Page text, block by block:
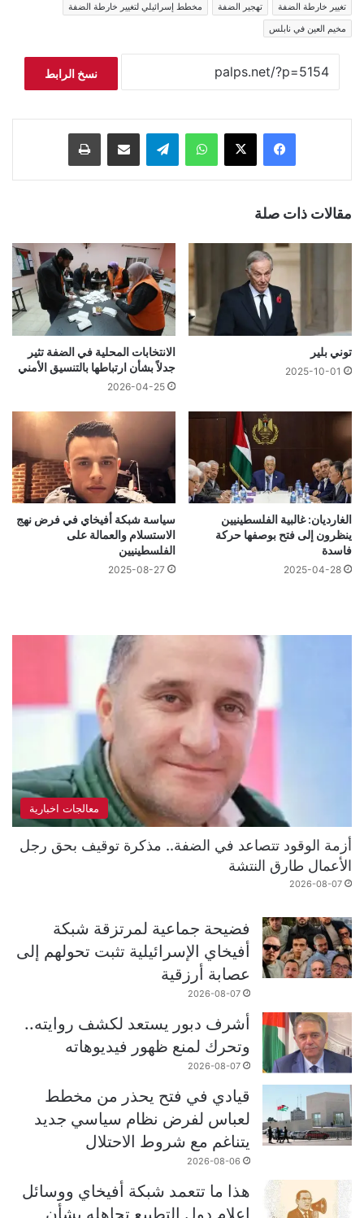
تغيير خارطة الضفة
تهجير الضفة
مخطط إسرائيلي لتغيير خارطة الضفة
مخيم العين في نابلس
نسخ الرابط
فيسبوك ‫X واتساب تيلقرام مشاركة عبر البريد طباعة
مقالات ذات صلة
توني بلير
2025-10-01
الانتخابات المحلية في الضفة تثير
جدلاً بشأن ارتباطها بالتنسيق الأمني
2026-04-25
الغارديان: غالبية الفلسطينيين
ينظرون إلى فتح بوصفها حركة
فاسدة
2025-04-28
سياسة شبكة أفيخاي في فرض نهج
الاستسلام والعمالة على
الفلسطينيين
2025-08-27
معالجات اخبارية
أزمة الوقود تتصاعد في الضفة.. مذكرة توقيف بحق رجل
الأعمال طارق النتشة
2026-08-07
فضيحة جماعية لمرتزقة شبكة
أفيخاي الإسرائيلية تثبت تحولهم إلى
عصابة أرزقية
2026-08-07
أشرف دبور يستعد لكشف روايته..
وتحرك لمنع ظهور فيديوهاته
2026-08-07
قيادي في فتح يحذر من مخطط
لعباس لفرض نظام سياسي جديد
يتناغم مع شروط الاحتلال
2026-08-06
هذا ما تتعمد شبكة أفيخاي ووسائل
إعلام دول التطبيع تجاهله بشأن